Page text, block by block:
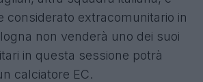
considerato extracomunitario in
non venderà uno dei suoi
in questa sessione potrà
calciatore EC.